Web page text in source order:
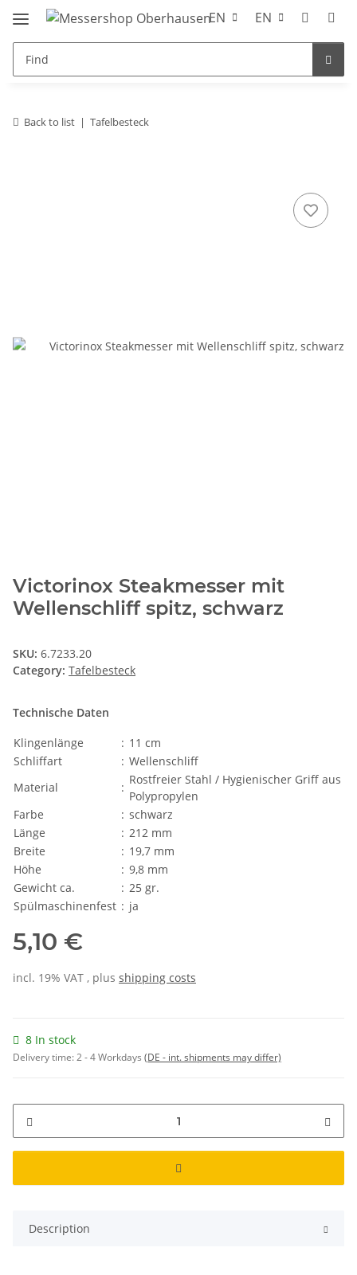
EN EN
Back to list Tafelbesteck
Victorinox Steakmesser mit
Wellenschliff spitz, schwarz
SKU: 6.7233.20
Category: Tafelbesteck
Technische Daten
Klingenlänge
: 11 cm
Schliffart
: Wellenschliff
Material
:
Rostfreier Stahl / Hygienischer Griff aus
Polypropylen
Farbe
: schwarz
Länge
: 212 mm
Breite
: 19,7 mm
Höhe
: 9,8 mm
Gewicht ca.
: 25 gr.
Spülmaschinenfest : ja
5,10 €
incl. 19% VAT , plus shipping costs
8 In stock
Delivery time:2 - 4 Workdays (DE - int. shipments may differ)
Description